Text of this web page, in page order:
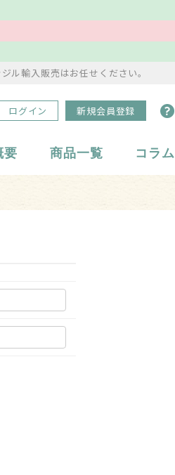
ル輸入販売はお任せください。
ログイン 新規会員登録
要 商品一覧 コラム